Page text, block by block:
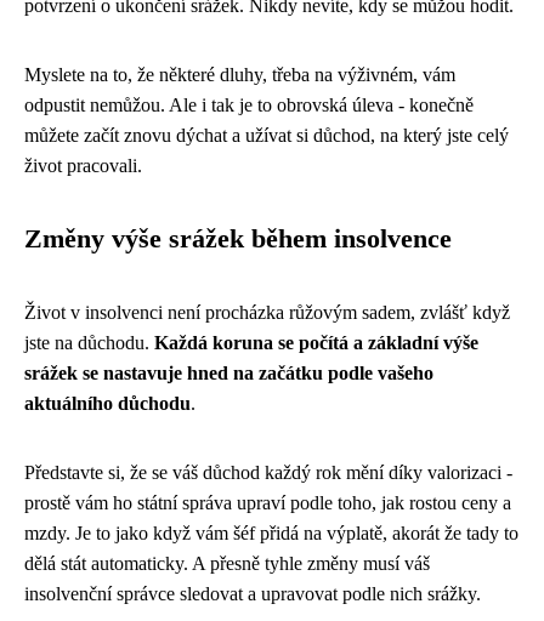
potvrzení o ukončení srážek. Nikdy nevíte, kdy se můžou hodit.
Myslete na to, že některé dluhy, třeba na výživném, vám
odpustit nemůžou. Ale i tak je to obrovská úleva - konečně
můžete začít znovu dýchat a užívat si důchod, na který jste celý
život pracovali.
Změny výše srážek během insolvence
Život v insolvenci není procházka růžovým sadem, zvlášť když
jste na důchodu. Každá koruna se počítá a základní výše
srážek se nastavuje hned na začátku podle vašeho
aktuálního důchodu.
Představte si, že se váš důchod každý rok mění díky valorizaci -
prostě vám ho státní správa upraví podle toho, jak rostou ceny a
mzdy. Je to jako když vám šéf přidá na výplatě, akorát že tady to
dělá stát automaticky. A přesně tyhle změny musí váš
insolvenční správce sledovat a upravovat podle nich srážky.